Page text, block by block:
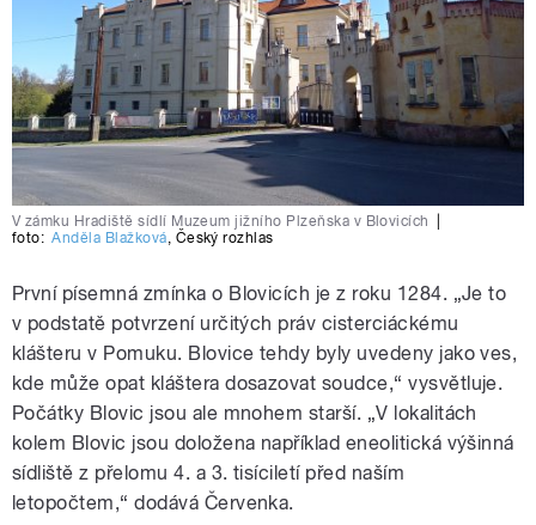
V zámku Hradiště sídlí Muzeum jižního Plzeňska v Blovicích
foto: Anděla Blažková Český rozhlas
První písemná zmínka o Blovicích je z roku 1284. „Je to
v podstatě potvrzení určitých práv cisterciáckému
klášteru v Pomuku. Blovice tehdy byly uvedeny jako ves,
kde může opat kláštera dosazovat soudce,“ vysvětluje.
Počátky Blovic jsou ale mnohem starší. „V lokalitách
kolem Blovic jsou doložena například eneolitická výšinná
sídliště z přelomu 4. a 3. tisíciletí před naším
letopočtem,“ dodává Červenka.